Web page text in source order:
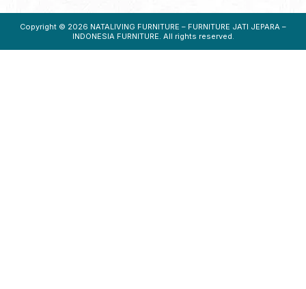
Copyright © 2026 NATALIVING FURNITURE – FURNITURE JATI JEPARA –
INDONESIA FURNITURE. All rights reserved.